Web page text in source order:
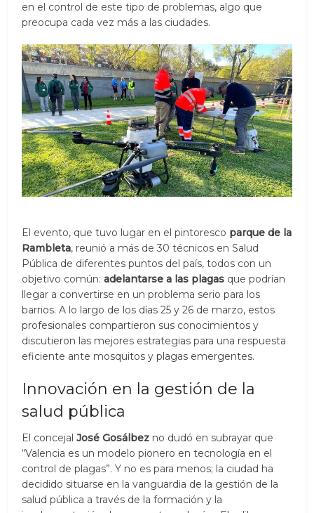
en el control de este tipo de problemas, algo que
preocupa cada vez más a las ciudades.
El evento, que tuvo lugar en el pintoresco parque de la
Rambleta, reunió a más de 30 técnicos en Salud
Pública de diferentes puntos del país, todos con un
objetivo común:adelantarse a las plagas que podrían
llegar a convertirse en un problema serio para los
barrios. A lo largo de los días 25 y 26 de marzo, estos
profesionales compartieron sus conocimientos y
discutieron las mejores estrategias para una respuesta
eficiente ante mosquitos y plagas emergentes.
Innovación en la gestión de la
salud pública
El concejalJosé Gosálbez no dudó en subrayar que
“Valencia es un modelo pionero en tecnología en el
control de plagas”. Y no es para menos; la ciudad ha
decidido situarse en la vanguardia de la gestión de la
salud pública a través de la formación y la